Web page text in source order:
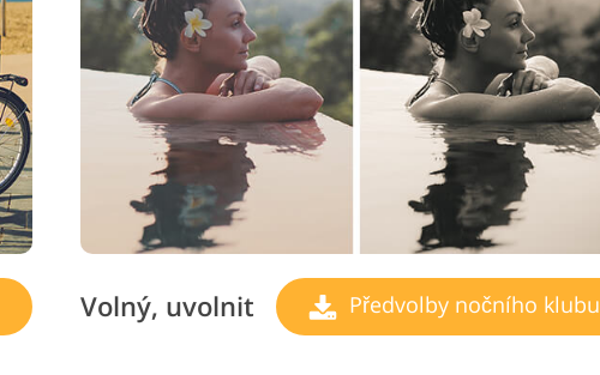
Volný, uvolnit Předvolby nočního klubu